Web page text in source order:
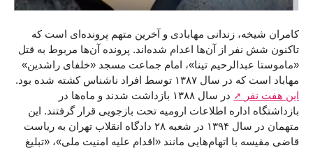
کامران شیخه، زندانی مهابادی و آخرین متهم پرونده‌ای است که
تاکنون شش نفر از آن‌‌ها اعدام شده‌اند. پرونده آن‌‌ها مربوط به قتل
«ماموستا عبدالرحیم تینا»، امام جماعت مسجد «خلفای راشدین»
مهاباد است که در سال ۱۳۸۷ توسط افراد ناشناس کشته شده بود.
این هفت نفر
در سال ۱۳۸۸ بازداشت شدند و ماه‌ها در
بازداشتگاه اداره اطلاعات ارومیه تحت بازجویی قرار گرفتند. این
متهمان در سال ۱۳۹۴ در شعبه ۲۸ دادگاه انقلاب تهران به ریاست
قاضی مقیسه با اتهام‌هایی مانند «اقدام علیه امنیت ملی»، «تبلیغ